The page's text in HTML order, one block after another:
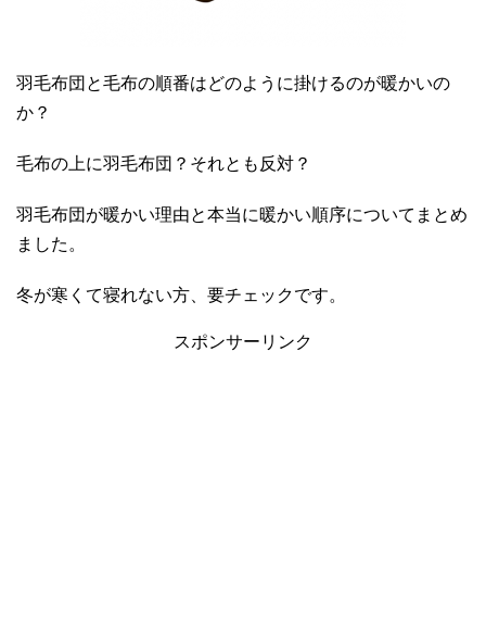
羽毛布団と毛布の順番はどのように掛けるのが暖かいの
か？
毛布の上に羽毛布団？それとも反対？
羽毛布団が暖かい理由と本当に暖かい順序についてまとめ
ました。
冬が寒くて寝れない方、要チェックです。
スポンサーリンク